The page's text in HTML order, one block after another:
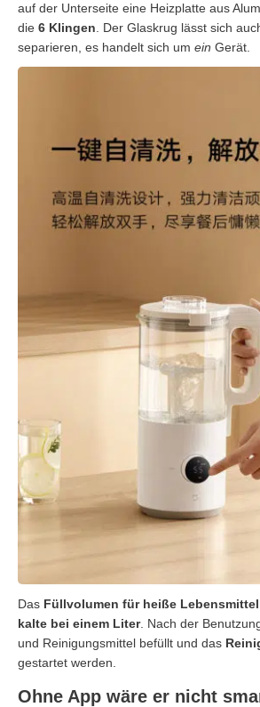
auf der Unterseite eine Heizplatte aus
die 6 Klingen. Der Glaskrug lässt sich
separieren, es handelt sich um ein Gerät.
Das Füllvolumen für heiße
kalte bei einem Liter. Nach der
und Reinigungsmittel befüllt und das
gestartet werden.
Ohne App wäre er nicht